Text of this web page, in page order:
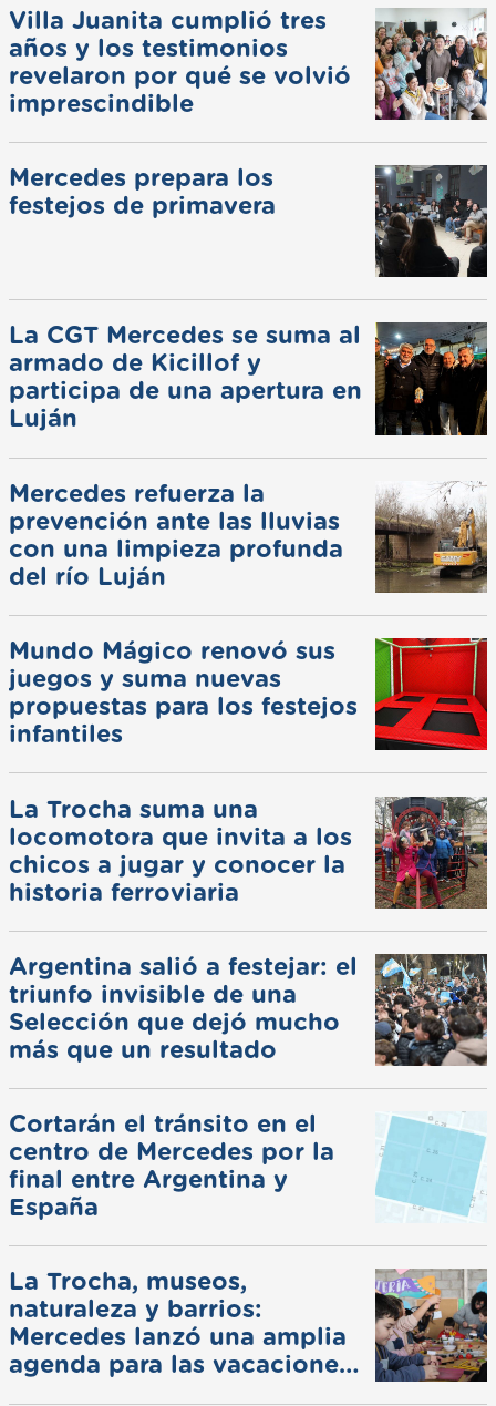
Villa Juanita cumplió tres
años y los testimonios
revelaron por qué se volvió
imprescindible
Mercedes prepara los
festejos de primavera
La CGT Mercedes se suma al
armado de Kicillof y
participa de una apertura en
Luján
Mercedes refuerza la
prevención ante las lluvias
con una limpieza profunda
del río Luján
Mundo Mágico renovó sus
juegos y suma nuevas
propuestas para los festejos
infantiles
La Trocha suma una
locomotora que invita a los
chicos a jugar y conocer la
historia ferroviaria
Argentina salió a festejar: el
triunfo invisible de una
Selección que dejó mucho
más que un resultado
Cortarán el tránsito en el
centro de Mercedes por la
final entre Argentina y
España
La Trocha, museos,
naturaleza y barrios:
Mercedes lanzó una amplia
agenda para las vacaciones